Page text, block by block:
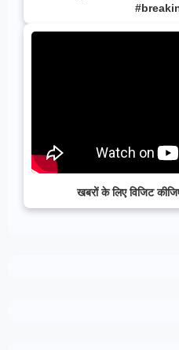
खबरों के लिए विजिट